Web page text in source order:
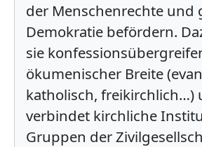
der Menschenrechte und
Demokratie befördern.
sie
ökumenischer Breite
katholisch, freikirchlich…)
verbindet kirchliche
Gruppen der